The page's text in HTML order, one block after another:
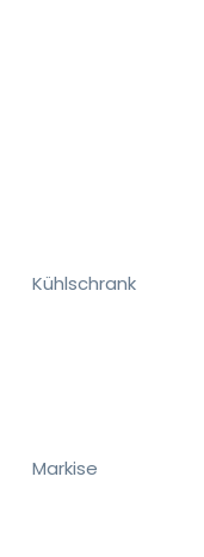
Kühlschrank
Markise